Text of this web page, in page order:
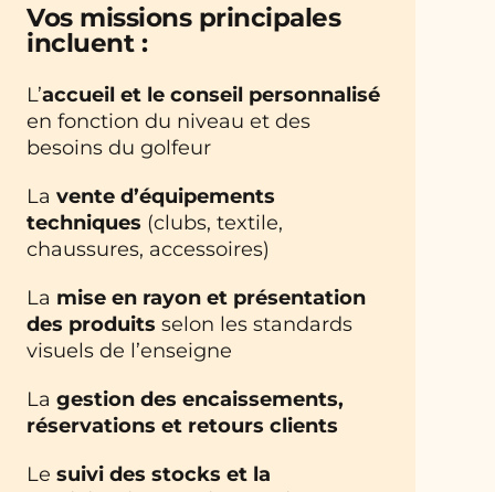
Vos missions principales
incluent :
L’accueil et le conseil personnalisé
en fonction du niveau et des
besoins du golfeur
La vente d’équipements
techniques (clubs, textile,
chaussures, accessoires)
La mise en rayon et présentation
des produits selon les standards
visuels de l’enseigne
La gestion des encaissements,
réservations et retours clients
Le suivi des stocks et la